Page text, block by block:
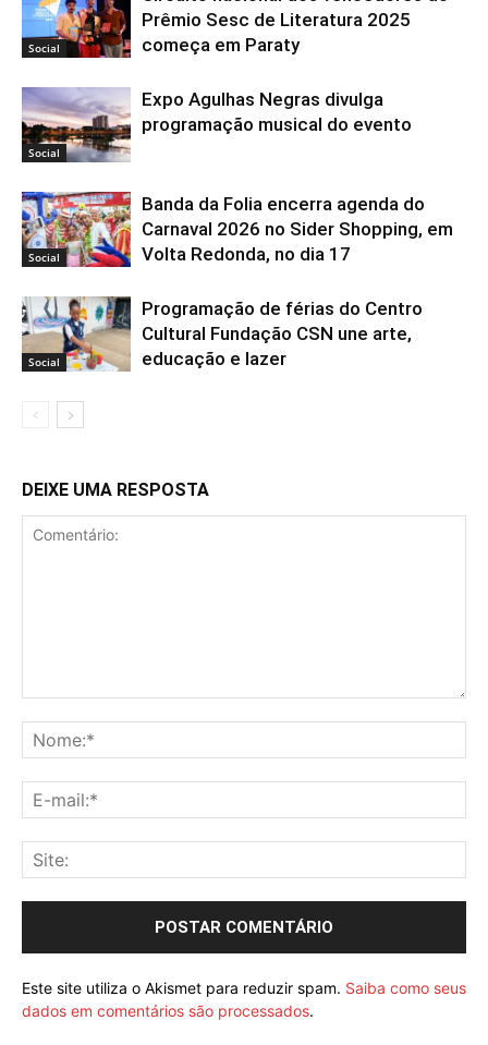
Social
Prêmio Sesc de Literatura 2025
começa em Paraty
Social
Expo Agulhas Negras divulga
programação musical do evento
Social
Banda da Folia encerra agenda do
Carnaval 2026 no Sider Shopping, em
Volta Redonda, no dia 17
Social
Programação de férias do Centro
Cultural Fundação CSN une arte,
educação e lazer
DEIXE UMA RESPOSTA
Este site utiliza o Akismet para reduzir spam. Saiba como seus
dados em comentários são processados.